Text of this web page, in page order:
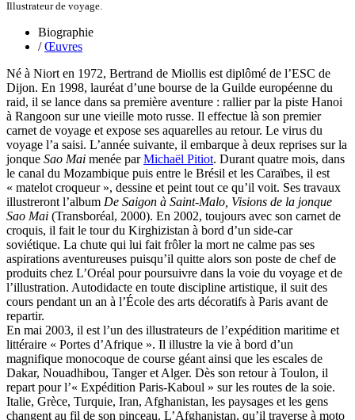
Niveau Stéphane
Noacco Cristina
Nobili Johanna
Nodet Philippe
Ollivier-Henry Jocelyne
Olmedo Éric
Pacquier Thierry
Pajetnov Valentin
Pastureau Jean
Pavie Auguste
Pelcat Armelle
Peltier Julien
Pinchon Emmanuel
Pitiot Michaël
Pitras Olivier
Plane Alice
Poncet Sally
Poncins Gontran de
Poulle Marie-Lazarine
Poussin Alexandre
Quierzy Pauline
Raffard Matthieu
Rasse Rémy
Ravel Patrice de
Revel Luc de
Ripart Jacqueline
Rizzato Tullio
Illustrateur de voyage.
Biographie
/Œuvres
Né à Niort en 1972, Bertrand de Miollis est diplômé de l’ESC de
Dijon. En 1998, lauréat d’une bourse de la Guilde européenne du
raid, il se lance dans sa première aventure : rallier par la piste Hanoi
à Rangoon sur une vieille moto russe. Il effectue là son premier
carnet de voyage et expose ses aquarelles au retour. Le virus du
voyage l’a saisi. L’année suivante, il embarque à deux reprises sur la
jonque Sao Mai menée parMichaël Pitiot. Durant quatre mois, dans
le canal du Mozambique puis entre le Brésil et les Caraïbes, il est
« matelot croqueur », dessine et peint tout ce qu’il voit. Ses travaux
illustreront l’album De Saigon à Saint-Malo, Visions de la jonque
Sao Mai (Transboréal, 2000). En 2002, toujours avec son carnet de
croquis, il fait le tour du Kirghizistan à bord d’un side-car
soviétique. La chute qui lui fait frôler la mort ne calme pas ses
aspirations aventureuses puisqu’il quitte alors son poste de chef de
produits chez L’Oréal pour poursuivre dans la voie du voyage et de
l’illustration. Autodidacte en toute discipline artistique, il suit des
cours pendant un an à l’École des arts décoratifs à Paris avant de
repartir.
En mai 2003, il est l’un des illustrateurs de l’expédition maritime et
littéraire « Portes d’Afrique ». Il illustre la vie à bord d’un
magnifique monocoque de course géant ainsi que les escales de
Dakar, Nouadhibou, Tanger et Alger. Dès son retour à Toulon, il
repart pour l’« Expédition Paris-Kaboul » sur les routes de la soie.
Italie, Grèce, Turquie, Iran, Afghanistan, les paysages et les gens
changent au fil de son pinceau. L’Afghanistan, qu’il traverse à moto